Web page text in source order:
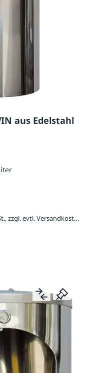
aus Edelstahl
1.310,19 € / Stück inkl. 19 % MwSt., zzgl. evtl. Versandkosten